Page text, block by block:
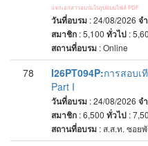
แจกเอกสารอบรมในรูปแบบไฟล์ PDF
วันที่อบรม : 24/08/2026 จ
สมาชิก : 5,100 ทั่วไป :
สถานที่อบรม :Online
78 I26PT094P:การสอบเ
Part I
วันที่อบรม : 24/08/2026 จ
สมาชิก : 6,500 ทั่วไป :
สถานที่อบรม : ส.ส.ท. ซอย